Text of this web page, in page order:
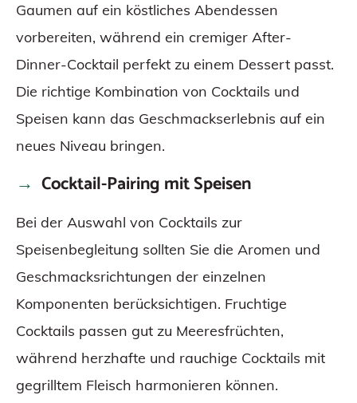
Gaumen auf ein köstliches Abendessen
vorbereiten, während ein cremiger After-
Dinner-Cocktail perfekt zu einem Dessert passt.
Die richtige Kombination von Cocktails und
Speisen kann das Geschmackserlebnis auf ein
neues Niveau bringen.
Cocktail-Pairing mit Speisen
Bei der Auswahl von Cocktails zur
Speisenbegleitung sollten Sie die Aromen und
Geschmacksrichtungen der einzelnen
Komponenten berücksichtigen. Fruchtige
Cocktails passen gut zu Meeresfrüchten,
während herzhafte und rauchige Cocktails mit
gegrilltem Fleisch harmonieren können.